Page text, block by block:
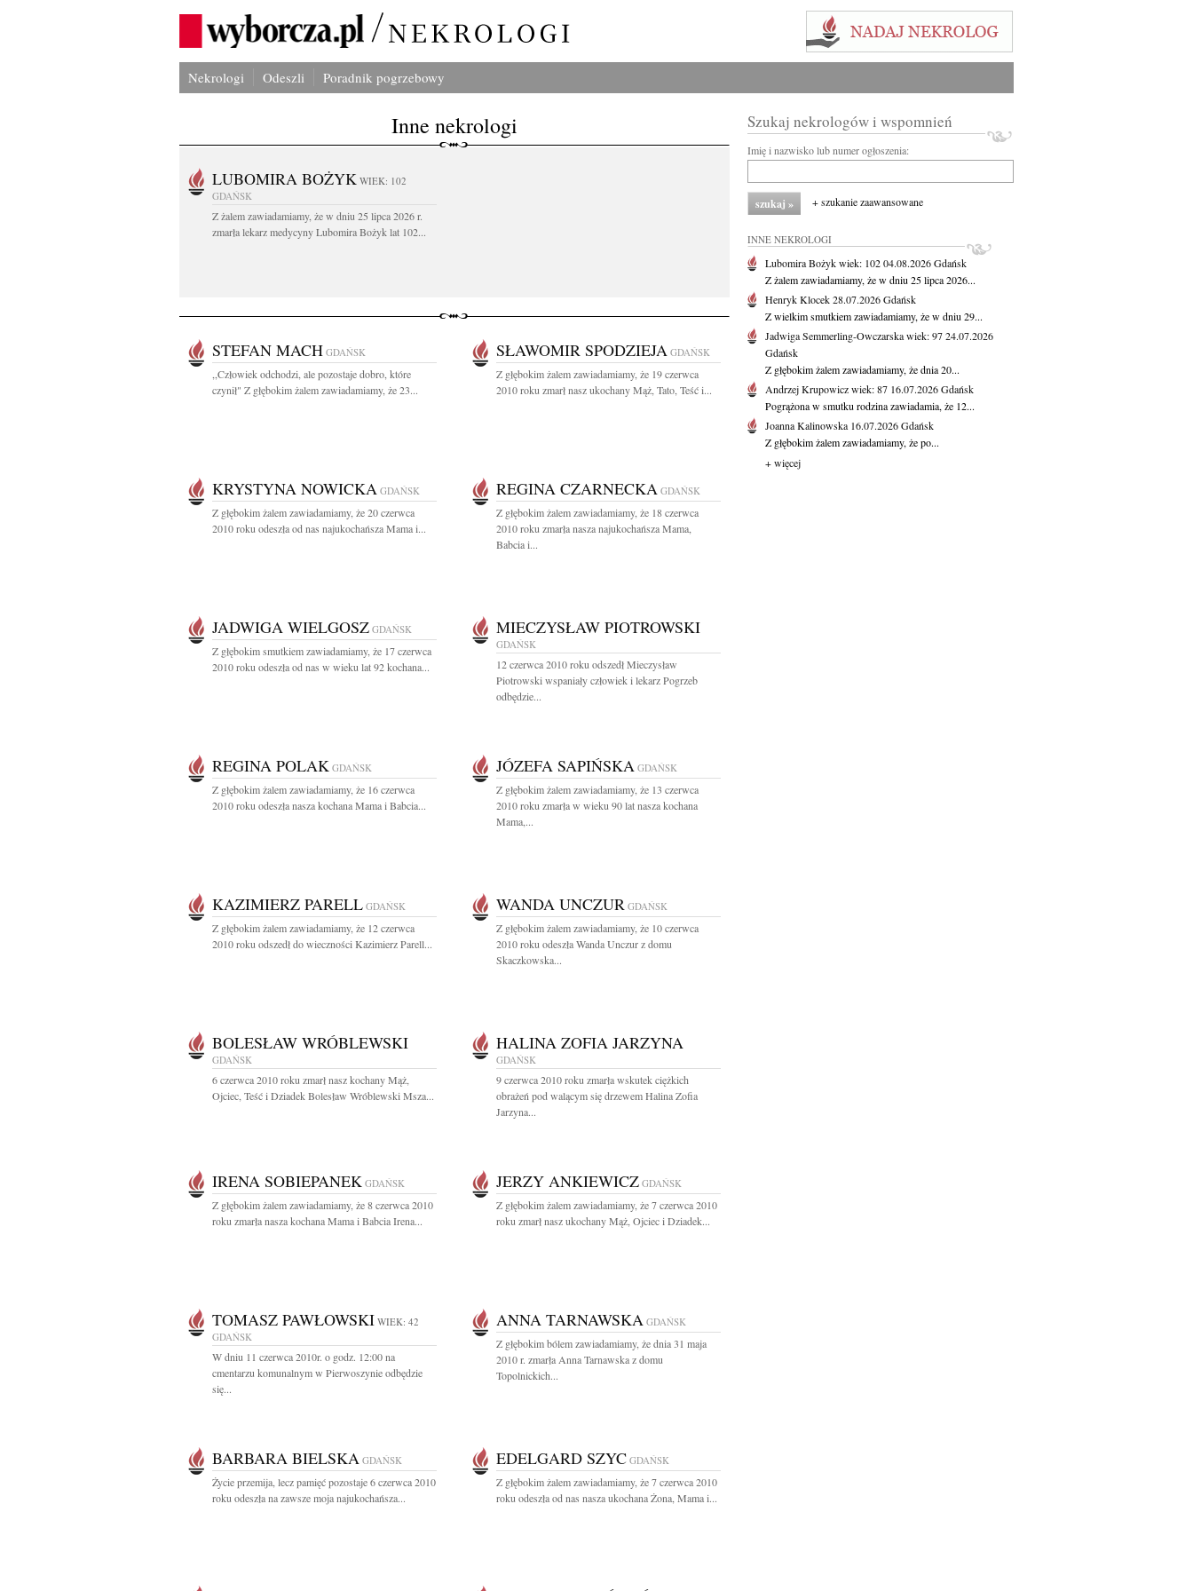
Nekrologi Odeszli Poradnik pogrzebowy
Inne nekrologi
LUBOMIRA BOŻYK WIEK: 102
GDAŃSK
Z żalem zawiadamiamy, że w dniu 25 lipca 2026 r.
zmarła lekarz medycyny Lubomira Bożyk lat 102...
STEFAN MACH GDAŃSK
,,Człowiek odchodzi, ale pozostaje dobro, które
czynił" Z głębokim żalem zawiadamiamy, że 23...
SŁAWOMIR SPODZIEJA GDAŃSK
Z głębokim żalem zawiadamiamy, że 19 czerwca
2010 roku zmarł nasz ukochany Mąż, Tato, Teść i...
KRYSTYNA NOWICKA GDAŃSK
Z głębokim żalem zawiadamiamy, że 20 czerwca
2010 roku odeszła od nas najukochańsza Mama i...
REGINA CZARNECKA GDAŃSK
Z głębokim żalem zawiadamiamy, że 18 czerwca
2010 roku zmarła nasza najukochańsza Mama,
Babcia i...
JADWIGA WIELGOSZ GDAŃSK
Z głębokim smutkiem zawiadamiamy, że 17 czerwca
2010 roku odeszła od nas w wieku lat 92 kochana...
MIECZYSŁAW PIOTROWSKI
GDAŃSK
12 czerwca 2010 roku odszedł Mieczysław
Piotrowski wspaniały człowiek i lekarz Pogrzeb
odbędzie...
REGINA POLAK GDAŃSK
Z głębokim żalem zawiadamiamy, że 16 czerwca
2010 roku odeszła nasza kochana Mama i Babcia...
JÓZEFA SAPIŃSKA GDAŃSK
Z głębokim żalem zawiadamiamy, że 13 czerwca
2010 roku zmarła w wieku 90 lat nasza kochana
Mama,...
KAZIMIERZ PARELL GDAŃSK
Z głębokim żalem zawiadamiamy, że 12 czerwca
2010 roku odszedł do wieczności Kazimierz Parell...
WANDA UNCZUR GDAŃSK
Z głębokim żalem zawiadamiamy, że 10 czerwca
2010 roku odeszła Wanda Unczur z domu
Skaczkowska...
BOLESŁAW WRÓBLEWSKI
GDAŃSK
6 czerwca 2010 roku zmarł nasz kochany Mąż,
Ojciec, Teść i Dziadek Bolesław Wróblewski Msza...
HALINA ZOFIA JARZYNA
GDAŃSK
9 czerwca 2010 roku zmarła wskutek ciężkich
obrażeń pod walącym się drzewem Halina Zofia
Jarzyna...
IRENA SOBIEPANEK GDAŃSK
Z głębokim żalem zawiadamiamy, że 8 czerwca 2010
roku zmarła nasza kochana Mama i Babcia Irena...
JERZY ANKIEWICZ GDAŃSK
Z głębokim żalem zawiadamiamy, że 7 czerwca 2010
roku zmarł nasz ukochany Mąż, Ojciec i Dziadek...
TOMASZ PAWŁOWSKI WIEK: 42
GDAŃSK
W dniu 11 czerwca 2010r. o godz. 12:00 na
cmentarzu komunalnym w Pierwoszynie odbędzie
się...
ANNA TARNAWSKA GDAŃSK
Z głębokim bólem zawiadamiamy, że dnia 31 maja
2010 r. zmarła Anna Tarnawska z domu
Topolnickich...
BARBARA BIELSKA GDAŃSK
Życie przemija, lecz pamięć pozostaje 6 czerwca 2010
roku odeszła na zawsze moja najukochańsza...
EDELGARD SZYC GDAŃSK
Z głębokim żalem zawiadamiamy, że 7 czerwca 2010
roku odeszła od nas nasza ukochana Żona, Mama i...
Szukaj nekrologów i wspomnień
Imię i nazwisko lub numer ogłoszenia:
+ szukanie zaawansowane
INNE NEKROLOGI
Lubomira Bożykwiek: 10204.08.2026Gdańsk
Z żalem zawiadamiamy, że w dniu 25 lipca 2026...
Henryk Klocek28.07.2026Gdańsk
Z wielkim smutkiem zawiadamiamy, że w dniu 29...
Jadwiga Semmerling-Owczarskawiek: 9724.07.2026
Gdańsk
Z głębokim żalem zawiadamiamy, że dnia 20...
Andrzej Krupowiczwiek: 87 16.07.2026Gdańsk
Pogrążona w smutku rodzina zawiadamia, że 12...
Joanna Kalinowska 16.07.2026Gdańsk
Z głębokim żalem zawiadamiamy, że po...
+ więcej